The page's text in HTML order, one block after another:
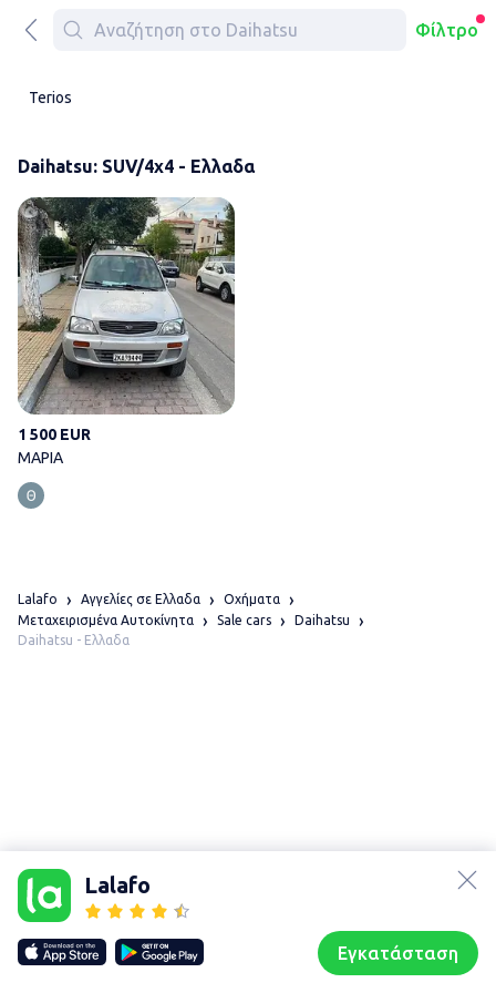
Φίλτρο
Terios
Daihatsu: SUV/4x4 - Ελλαδα
1 500 EUR
ΜΑΡΙΑ
Lalafo
Εγκατάσταση
Lalafo Αγγελίες σε Ελλαδα
Οχήματα
Μεταχειρισμένα Αυτοκίνητα
Sale cars
Daihatsu
Daihatsu - Ελλαδα
Our websites
lalafo.kg
lalafo.rs
lalafo.pl
Sitemap
Συζητήσεις Προφίλ